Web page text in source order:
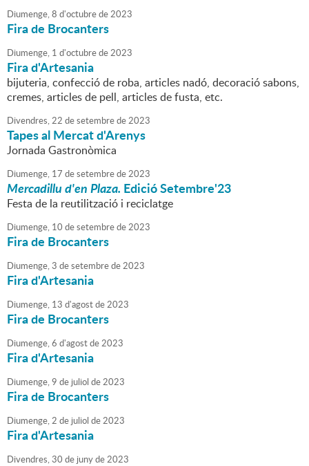
Diumenge,8 d'octubrede2023
Fira de Brocanters
Diumenge, 1 d'octubrede2023
Fira d'Artesania
bijuteria, confecció de roba, articles nadó, decoració sabons,
cremes, articles de pell, articles de fusta, etc.
Divendres,22 desetembrede2023
Tapes al Mercat d'Arenys
Jornada Gastronòmica
Diumenge, 17 desetembrede2023
Mercadillu d'en Plaza. Edició Setembre'23
Festa de la reutilització i reciclatge
Diumenge, 10 desetembrede2023
Fira de Brocanters
Diumenge,3 desetembrede2023
Fira d'Artesania
Diumenge, 13 d'agostde2023
Fira de Brocanters
Diumenge,6 d'agostde2023
Fira d'Artesania
Diumenge,9 de juliol de2023
Fira de Brocanters
Diumenge,2 de juliol de2023
Fira d'Artesania
Divendres,30 de junyde2023